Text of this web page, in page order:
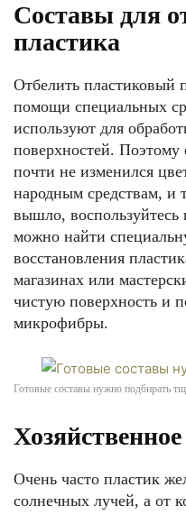
Составы для
пластика
Отбелить пластиковый
помощи специальных
используют для
поверхностей. Поэтому
почти не изменился
народным средствам, и
вышло,
можно найти
восстановления
магазинах или
чистую поверхность и
микрофибры.
Готовые составы нужно подбирать
Очень часто пластик
солнечных лучей, а от